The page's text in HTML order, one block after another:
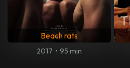
Beach rats
2017 • 95 min